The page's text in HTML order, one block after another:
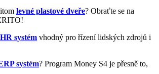
levné plastové dveře? Obraťte se na
HR systém vhodný pro řízení lidských zdrojů i
systém? Program Money S4 je přesně to,